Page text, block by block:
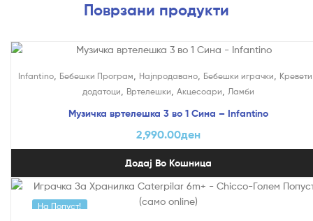
Поврзани продукти
Infantino, Бебешки Програм Најпродавано, Бебешки играчки
додатоци
Вртелешки Акцесоари Ламби
Музичка вртелешка 3 во 1 Сина – Infantino
2,990.00ден
Додај Во Кошница
На Попуст!